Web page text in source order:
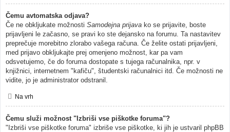
Čemu avtomatska odjava?
Če ne obkljukate možnosti Samodejna prijava ko se prijavite, boste
prijavljeni le začasno, se pravi ko ste dejansko na forumu. Ta nastavitev
preprečuje morebitno zlorabo vašega računa. Če želite ostati prijavljeni,
med prijavo obkljukajte prej omenjeno možnost, kar pa vam
odsvetujemo, če do foruma dostopate s tujega računalnika, npr. v
knjižnici, internetnem "kafiču", študentski računalnici itd. Če možnosti ne
vidite, jo je administrator odstranil.
Na vrh
Čemu služi možnost "Izbriši vse piškotke foruma"?
"Izbriši vse piškotke foruma" izbriše vse piškotke, ki jih je ustvaril phpBB